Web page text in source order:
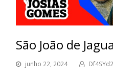
São João de
junho 22, 2024